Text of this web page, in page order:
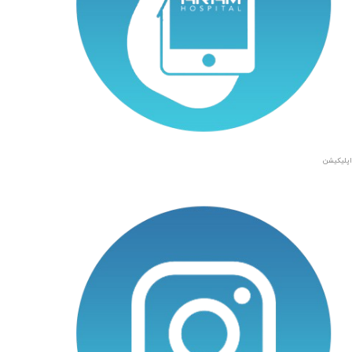
اپلیکیشن